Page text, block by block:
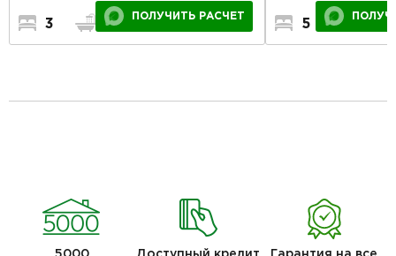
3 2
ПОЛУЧИТЬ РАСЧЕТ
5 2
5000
Доступный кредит
Гарантия на все